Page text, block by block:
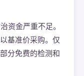
资金严重不足。
基准价采购。仅
分免费的检测和